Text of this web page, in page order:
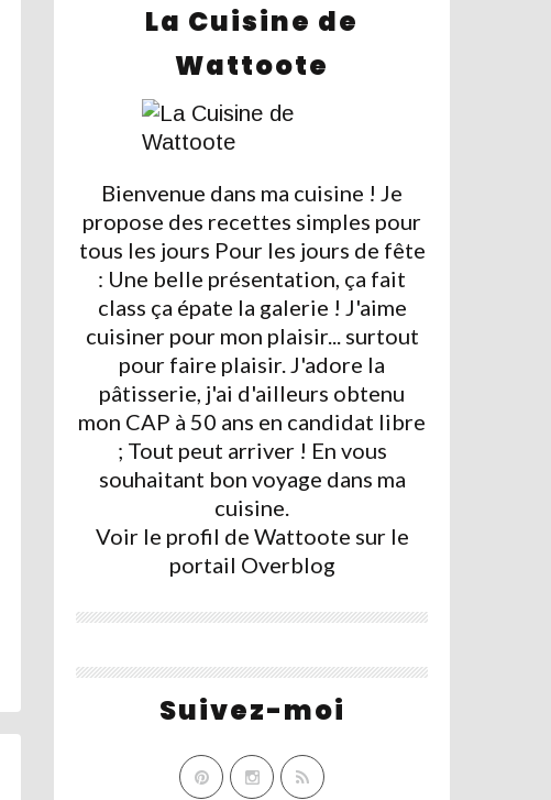
La Cuisine de
Wattoote
Bienvenue dans ma cuisine ! Je
propose des recettes simples pour
tous les jours Pour les jours de fête
: Une belle présentation, ça fait
class ça épate la galerie ! J'aime
cuisiner pour mon plaisir... surtout
pour faire plaisir. J'adore la
pâtisserie, j'ai d'ailleurs obtenu
mon CAP à 50 ans en candidat libre
; Tout peut arriver ! En vous
souhaitant bon voyage dans ma
cuisine.
Voir le profil de Wattoote sur le
portail Overblog
Suivez-moi